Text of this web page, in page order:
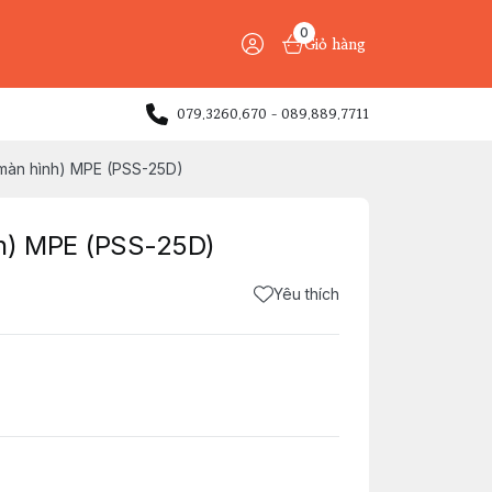
0
Giỏ hàng
079.3260.670 - 089.889.7711
hình) MPE (PSS-25D)
MPE (PSS-25D)
Yêu thích